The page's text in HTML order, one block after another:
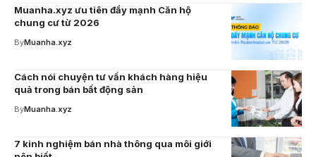
Muanha.xyz ưu tiên đẩy mạnh Căn hộ
chung cư từ 2026
ByMuanha.xyz
Cách nói chuyện tư vấn khách hàng hiệu
quả trong bán bất động sản
ByMuanha.xyz
7 kinh nghiệm bán nhà thông qua môi giới